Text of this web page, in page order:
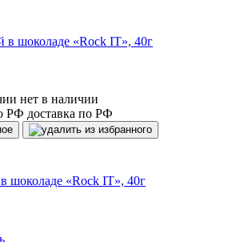
в шоколаде «Rock IT», 40г
нет в наличии
доставка по РФ
шоколаде «Rock IT», 40г